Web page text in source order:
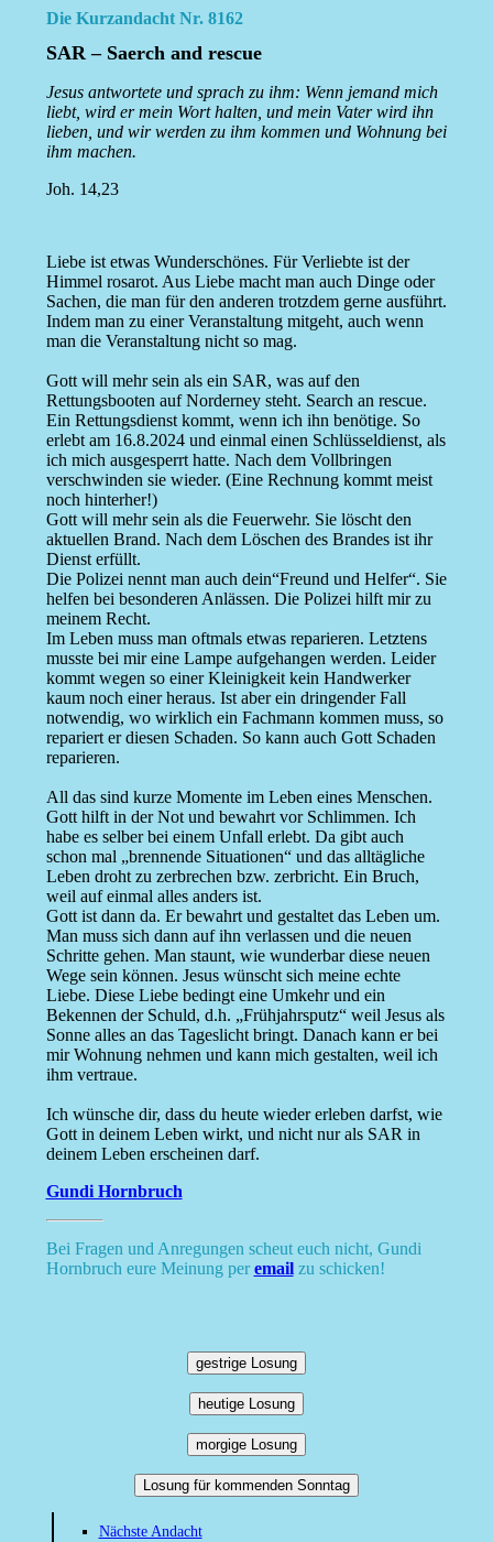
Die Kurzandacht Nr. 8162
SAR – Saerch and rescue
Jesus antwortete und sprach zu ihm: Wenn jemand mich
liebt, wird er mein Wort halten, und mein Vater wird ihn
lieben, und wir werden zu ihm kommen und Wohnung bei
ihm machen.
Joh. 14,23
Liebe ist etwas Wunderschönes. Für Verliebte ist der
Himmel rosarot. Aus Liebe macht man auch Dinge oder
Sachen, die man für den anderen trotzdem gerne ausführt.
Indem man zu einer Veranstaltung mitgeht, auch wenn
man die Veranstaltung nicht so mag.
Gott will mehr sein als ein SAR, was auf den
Rettungsbooten auf Norderney steht. Search an rescue.
Ein Rettungsdienst kommt, wenn ich ihn benötige. So
erlebt am 16.8.2024 und einmal einen Schlüsseldienst, als
ich mich ausgesperrt hatte. Nach dem Vollbringen
verschwinden sie wieder. (Eine Rechnung kommt meist
noch hinterher!)
Gott will mehr sein als die Feuerwehr. Sie löscht den
aktuellen Brand. Nach dem Löschen des Brandes ist ihr
Dienst erfüllt.
Die Polizei nennt man auch dein“Freund und Helfer“. Sie
helfen bei besonderen Anlässen. Die Polizei hilft mir zu
meinem Recht.
Im Leben muss man oftmals etwas reparieren. Letztens
musste bei mir eine Lampe aufgehangen werden. Leider
kommt wegen so einer Kleinigkeit kein Handwerker
kaum noch einer heraus. Ist aber ein dringender Fall
notwendig, wo wirklich ein Fachmann kommen muss, so
repariert er diesen Schaden. So kann auch Gott Schaden
reparieren.
All das sind kurze Momente im Leben eines Menschen.
Gott hilft in der Not und bewahrt vor Schlimmen. Ich
habe es selber bei einem Unfall erlebt. Da gibt auch
schon mal „brennende Situationen“ und das alltägliche
Leben droht zu zerbrechen bzw. zerbricht. Ein Bruch,
weil auf einmal alles anders ist.
Gott ist dann da. Er bewahrt und gestaltet das Leben um.
Man muss sich dann auf ihn verlassen und die neuen
Schritte gehen. Man staunt, wie wunderbar diese neuen
Wege sein können. Jesus wünscht sich meine echte
Liebe. Diese Liebe bedingt eine Umkehr und ein
Bekennen der Schuld, d.h. „Frühjahrsputz“ weil Jesus als
Sonne alles an das Tageslicht bringt. Danach kann er bei
mir Wohnung nehmen und kann mich gestalten, weil ich
ihm vertraue.
Ich wünsche dir, dass du heute wieder erleben darfst, wie
Gott in deinem Leben wirkt, und nicht nur als SAR in
deinem Leben erscheinen darf.
Gundi Hornbruch
Bei Fragen und Anregungen scheut euch nicht, Gundi
Hornbruch eure Meinung peremailzu schicken!
gestrige Losung
heutige Losung
morgige Losung
Losung für kommenden Sonntag
Nächste Andacht